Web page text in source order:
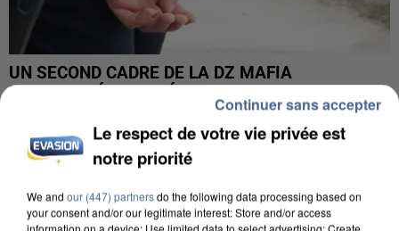
UN SECOND CADRE DE LA DZ MAFIA
INTERPELLÉ EN ALGÉRIE
Le respect de votre vie privée est
notre priorité
We and our (447) partnersdo the following data processing based on
your consent and/or our legitimate interest: Store and/or access
information on a device; Use limited data to select advertising; Create
Continuer sans accepter